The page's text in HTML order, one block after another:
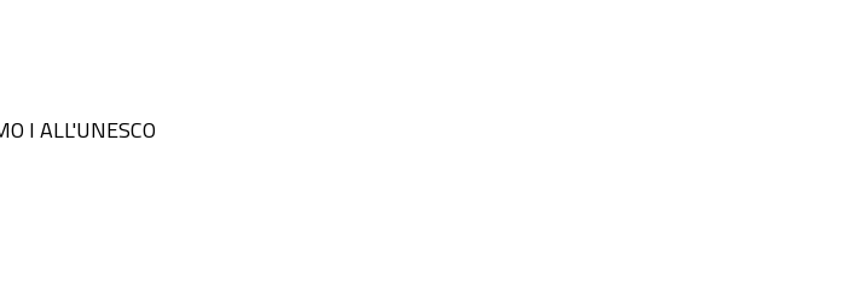
I ALL'UNESCO